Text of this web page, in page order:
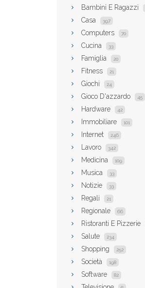
Bambini E Ragazzi
Casa 397
Computers 70
Cucina 33
Famiglia 20
Fitness 21
Giochi 24
Gioco D'azzardo 45
Hardware 42
Immobiliare 101
Internet 246
Lavoro 342
Medicina 109
Musica 33
Notizie 33
Regali 21
Regionale 66
Ristoranti E Pizzerie
Salute 234
Shopping 252
Società 198
Software 82